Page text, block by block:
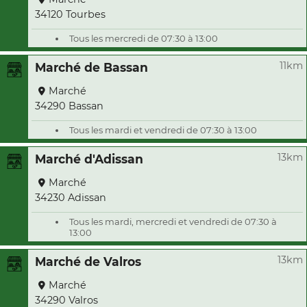
34120 Tourbes
Tous les mercredi de 07:30 à 13:00
Marché de Bassan 11km
Marché
34290 Bassan
Tous les mardi et vendredi de 07:30 à 13:00
Marché d'Adissan 13km
Marché
34230 Adissan
Tous les mardi, mercredi et vendredi de 07:30 à
13:00
Marché de Valros 13km
Marché
34290 Valros